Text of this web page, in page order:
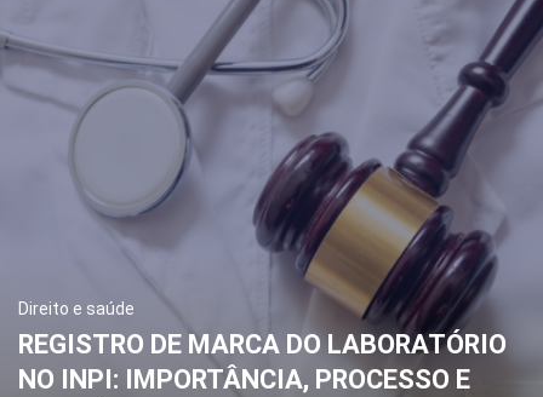
Direito e saúde
REGISTRO DE MARCA DO LABORATÓRIO
NO INPI: IMPORTÂNCIA, PROCESSO E